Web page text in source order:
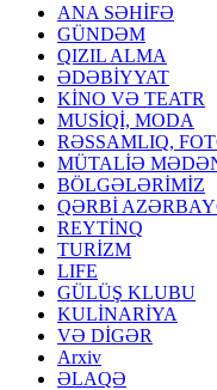
ANA SƏHİFƏ
GÜNDƏM
QIZIL ALMA
ƏDƏBİYYAT
KİNO VƏ TEATR
MUSİQİ, MODA
RƏSSAMLIQ,
MÜTALİƏ
BÖLGƏLƏRİMİZ
QƏRBİ
REYTİNQ
TURİZM
LIFE
GÜLÜŞ KLUBU
KULİNARİYA
VƏ DİGƏR
Arxiv
ƏLAQƏ